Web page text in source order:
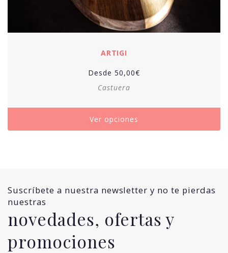
ARTIGI
Desde 50,00€
Castuera
Ver opciones
Suscríbete a nuestra newsletter y no te pierdas
nuestras
novedades, ofertas y
promociones